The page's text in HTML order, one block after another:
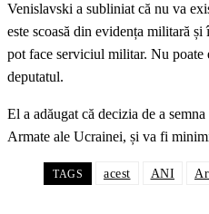
Venislavski a subliniat că nu va
este scoasă din evidența militară
pot face serviciul militar. Nu
deputatul.
El a adăugat că decizia de a
Armate ale Ucrainei, și va fi
TAGS acest ANI